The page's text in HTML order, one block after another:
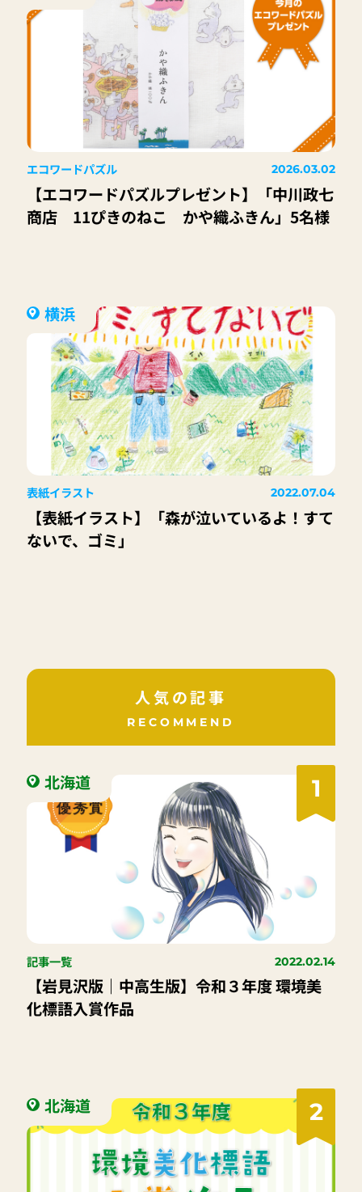
エコワードパズル 2026.03.02
【エコワードパズルプレゼント】「中川政七
商店 11ぴきのねこ かや織ふきん」5名様
横浜
表紙イラスト 2022.07.04
【表紙イラスト】「森が泣いているよ！すて
ないで、ゴミ」
人気の記事
RECOMMEND
1
北海道
記事一覧 2022.02.14
【岩見沢版｜中高生版】令和３年度 環境美
化標語入賞作品
2
北海道